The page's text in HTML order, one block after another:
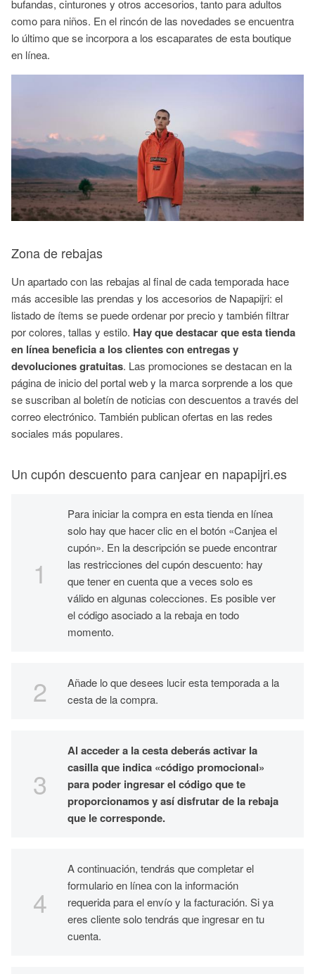
bufandas, cinturones y otros accesorios, tanto para adultos
como para niños. En el rincón de las novedades se encuentra
lo último que se incorpora a los escaparates de esta boutique
en línea.
Zona de rebajas
Un apartado con las rebajas al final de cada temporada hace
más accesible las prendas y los accesorios de Napapijri: el
listado de ítems se puede ordenar por precio y también filtrar
por colores, tallas y estilo. Hay que destacar que esta tienda
en línea beneficia a los clientes con entregas y
devoluciones gratuitas. Las promociones se destacan en la
página de inicio del portal web y la marca sorprende a los que
se suscriban al boletín de noticias con descuentos a través del
correo electrónico. También publican ofertas en las redes
sociales más populares.
Un cupón descuento para canjear en napapijri.es
Para iniciar la compra en esta tienda en línea
solo hay que hacer clic en el botón «Canjea el
cupón». En la descripción se puede encontrar
las restricciones del cupón descuento: hay
que tener en cuenta que a veces solo es
válido en algunas colecciones. Es posible ver
el código asociado a la rebaja en todo
momento.
Añade lo que desees lucir esta temporada a la
cesta de la compra.
Al acceder a la cesta deberás activar la
casilla que indica «código promocional»
para poder ingresar el código que te
proporcionamos y así disfrutar de la rebaja
que le corresponde.
A continuación, tendrás que completar el
formulario en línea con la información
requerida para el envío y la facturación. Si ya
eres cliente solo tendrás que ingresar en tu
cuenta.